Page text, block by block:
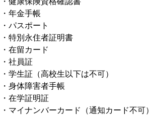
・年金手帳
・パスポート
・特別永住者証明書
・在留カード
・社員証
・学生証（高校生以下は不可）
・身体障害者手帳
・在学証明証
・マイナンバーカード（通知カード不可）